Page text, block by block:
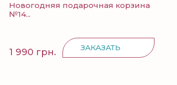
Новогодняя подарочная корзина
№14...
1 990 грн. ЗАКАЗАТЬ